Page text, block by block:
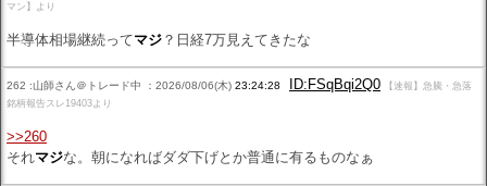
マン】より
半導体相場継続ってマジ ？日経7万見えてきたな
262 :山師さん＠トレード中 ：2026/08/06(木) 23:24:28 ID:FSqBqi2Q0
【速報】急騰・急落
銘柄報告スレ19403より
>>260
それマジな。朝になればダダ下げとか普通に有るものなぁ